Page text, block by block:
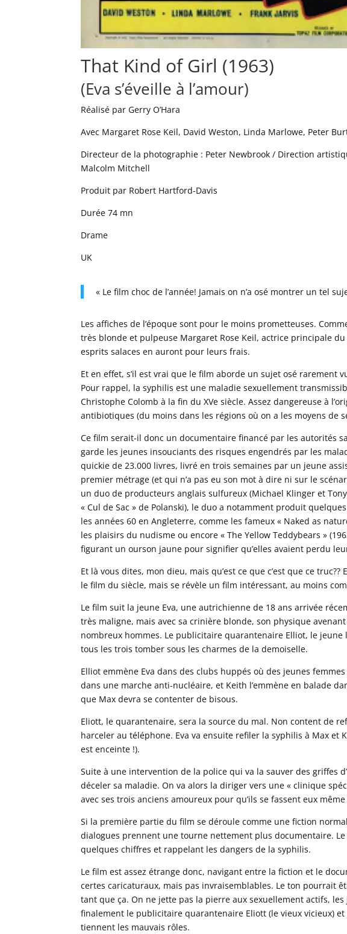
That Kind of Girl (1963)
(Eva s’éveille à l’amour)
Réalisé par Gerry O’Hara
Avec Margaret Rose Keil, David Weston, Linda Marlowe, Peter
Directeur de la photographie : Peter Newbrook / Direction
Malcolm Mitchell
Produit par Robert Hartford-Davis
Durée 74 mn
Drame
UK
« Le film choc de l’année! Jamais on n’a osé montrer un tel
Les affiches de l’époque sont pour le moins prometteuses.
très blonde et pulpeuse Margaret Rose Keil, actrice principale
esprits salaces en auront pour leurs frais.
Et en effet, s’il est vrai que le film aborde un sujet osé rarement
Pour rappel, la syphilis est une maladie sexuellement
Christophe Colomb à la fin du XVe siècle. Assez dangereuse à
antibiotiques (du moins dans les régions où on a les moyens de
Ce film serait-il donc un documentaire financé par les autorités
garde les jeunes insouciants des risques engendrés par les
quickie de 23.000 livres, livré en trois semaines par un jeune
premier métrage (et qui n’a pas eu son mot à dire ni sur le
un duo de producteurs anglais sulfureux (Michael Klinger et
« Cul de Sac » de Polanski), le duo a notamment produit
les années 60 en Angleterre, comme les fameux « Naked as
les plaisirs du nudisme ou encore « The Yellow Teddybears »
figurant un ourson jaune pour signifier qu’elles avaient perdu
Et là vous dites, mon dieu, mais qu’est ce que c’est que ce
le film du siècle, mais se révèle un film intéressant, au moins
Le film suit la jeune Eva, une autrichienne de 18 ans arrivée
très maligne, mais avec sa crinière blonde, son physique
nombreux hommes. Le publicitaire quarantenaire Elliot, le
tous les trois tomber sous les charmes de la demoiselle.
Elliot emmène Eva dans des clubs huppés où des jeunes
dans une marche anti-nucléaire, et Keith l’emmène en balade
que Max devra se contenter de bisous.
Eliott, le quarantenaire, sera la source du mal. Non content de
harceler au téléphone. Eva va ensuite refiler la syphilis à Max
est enceinte !).
Suite à une intervention de la police qui va la sauver des griffes
déceler sa maladie. On va alors la diriger vers une « clinique
avec ses trois anciens amoureux pour qu’ils se fassent eux
Si la première partie du film se déroule comme une fiction
dialogues prennent une tourne nettement plus documentaire.
quelques chiffres et rappelant les dangers de la syphilis.
Le film est assez étrange donc, navigant entre la fiction et le
certes caricaturaux, mais pas invraisemblables. Le ton pourrait
tant que ça. On ne jette pas la pierre aux sexuellement actifs,
finalement le publicitaire quarantenaire Eliott (le vieux vicieux)
tiennent les mauvais rôles.